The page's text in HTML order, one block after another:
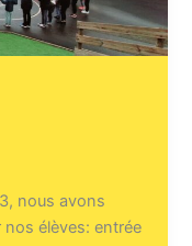
nous avons
nos élèves: entrée